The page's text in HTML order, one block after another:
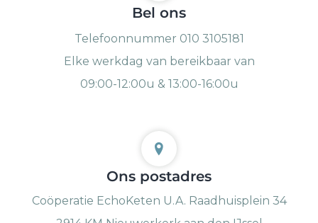
Bel ons
Telefoonnummer 010 3105181
Elke werkdag van bereikbaar van
09:00-12:00u & 13:00-16:00u
Ons postadres
Coöperatie EchoKeten U.A. Raadhuisplein 34